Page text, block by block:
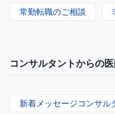
常勤転職のご相談
コンサルタントからの
新着メッセージコンサル